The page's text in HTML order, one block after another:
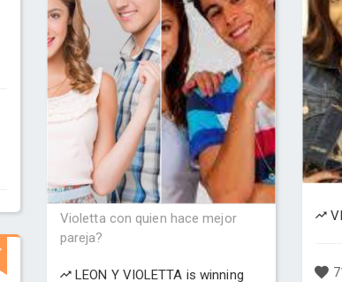
Violetta con quien hace mejor
pareja?
LEON Y VIOLETTA is winning